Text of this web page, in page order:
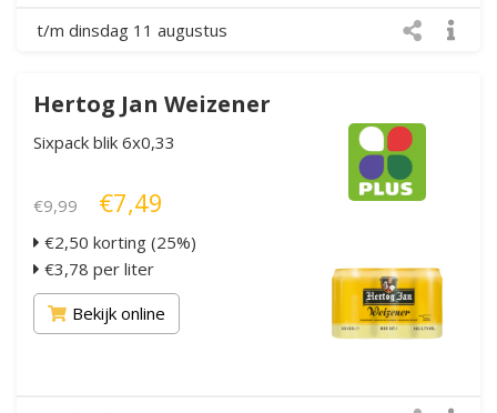
t/m dinsdag 11 augustus
Hertog Jan Weizener
Sixpack blik 6x0,33
€9,99 €7,49
€2,50 korting (25%)
€3,78 per liter
Bekijk online